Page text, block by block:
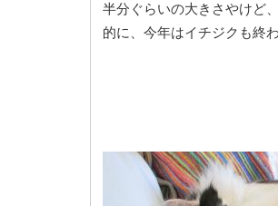
半分ぐらいの大きさやけど
的に、今年はイチジクも終